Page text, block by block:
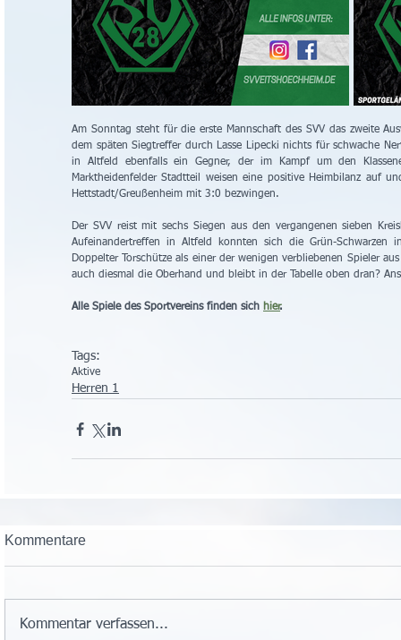
Am Sonntag steht für die erste Mannschaft des SVV das zweite
dem späten Siegtreffer durch Lasse Lipecki nichts für schwache
in Altfeld ebenfalls ein Gegner, der im Kampf um den
Marktheidenfelder Stadtteil weisen eine positive Heimbilanz auf
Hettstadt/Greußenheim mit 3:0 bezwingen.
Der SVV reist mit sechs Siegen aus den vergangenen sieben
Aufeinandertreffen in Altfeld konnten sich die Grün-Schwarzen
Doppelter Torschütze als einer der wenigen verbliebenen Spieler
auch diesmal die Oberhand und bleibt in der Tabelle oben dran?
Alle Spiele des Sportvereins finden sich hier.
Tags:
Aktive
Herren 1
Kommentare
Kommentar verfassen...